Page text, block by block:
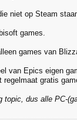
niet op Steam
games.
games van
van Epics eigen
regelmaat gratis
dus alle PC-